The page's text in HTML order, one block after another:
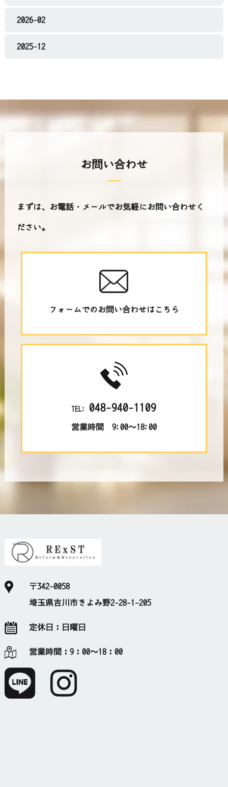
2026-02
2025-12
お問い合わせ
まずは、お電話・メールでお気軽にお問い合わせく
ださい。
フォームでのお問い合わせはこちら
TEL: 048-940-1109
営業時間 9:00～18:00
〒342-0058
埼玉県吉川市きよみ野2-28-1-205
定休日： 日曜日
営業時間： 9：00～18：00